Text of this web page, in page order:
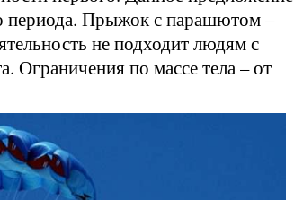
периода. Прыжок с парашютом –
не подходит людям с
Ограничения по массе тела – от